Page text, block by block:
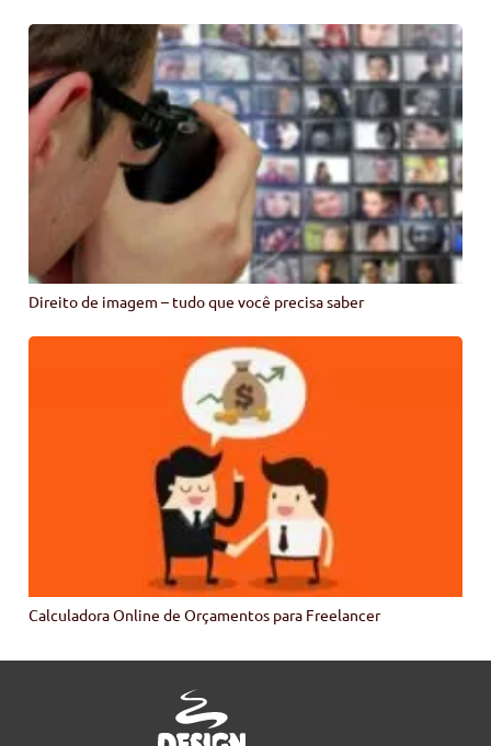
Direito de imagem – tudo que você precisa saber
Calculadora Online de Orçamentos para Freelancer